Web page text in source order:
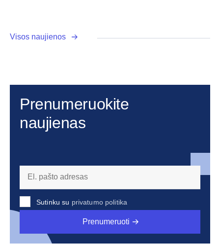
Visos naujienos
Prenumeruokite
naujienas
Sutinku su privatumo politika
Prenumeruoti